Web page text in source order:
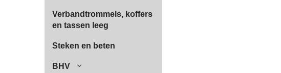
Verbandtrommels, koffers
en tassen leeg
Steken en beten
BHV